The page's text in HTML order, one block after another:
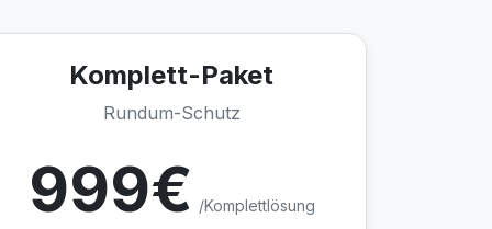
Komplett-Paket
Rundum-Schutz
999€ /Komplettlösung